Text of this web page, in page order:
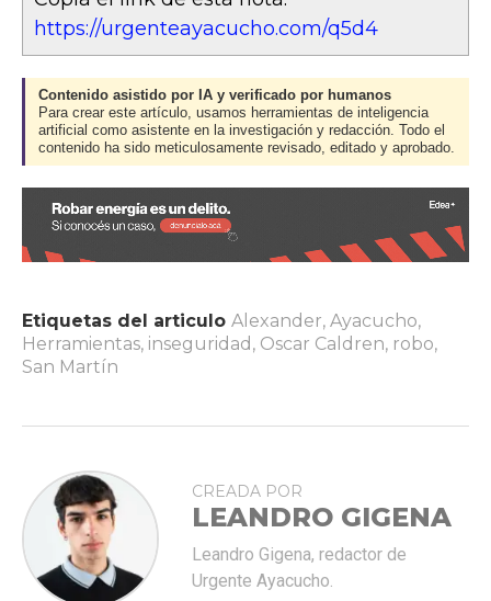
https://urgenteayacucho.com/q5d4
Contenido asistido por IA y verificado por humanos
Para crear este artículo, usamos herramientas de inteligencia
artificial como asistente en la investigación y redacción. Todo el
contenido ha sido meticulosamente revisado, editado y aprobado.
Etiquetas del articulo Alexander, Ayacucho,
Herramientas, inseguridad , Oscar Caldren, robo,
San Martín
CREADA POR
LEANDRO GIGENA
Leandro Gigena, redactor de
Urgente Ayacucho.